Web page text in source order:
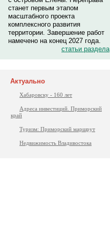
станет первым этапом
масштабного проекта
комплексного развития
территории. Завершение работ
намечено на конец 2027 года.
статьи раздела
Актуально
Хабаровску - 160 лет
Адреса инвестиций. Приморский
край
Туризм: Приморский маршрут
Недвижимость Владивостока